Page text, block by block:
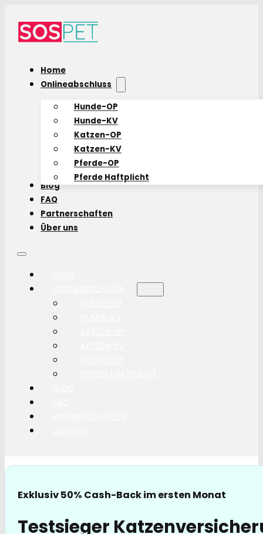
Home
Onlineabschluss
Hunde-OP
Hunde-KV
Katzen-OP
Katzen-KV
Pferde-OP
Pferde Haftplicht
Blog
FAQ
Partnerschaften
Über uns
Exklusiv 50% Cash-Back im ersten Monat
Testsieger